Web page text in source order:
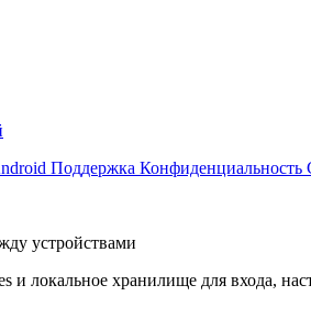
Поддержка Конфиденциальность
устройствами
локальное хранилище для входа,